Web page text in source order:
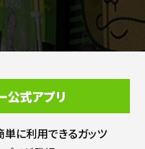
公式アプリ
単に利用できるガッツ